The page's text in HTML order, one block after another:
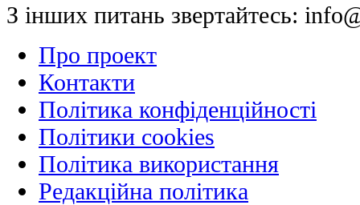
З інших питань звертайтесь:
Про проект
Контакти
Політика конфіденційності
Політики cookies
Політика використання
Редакційна політика